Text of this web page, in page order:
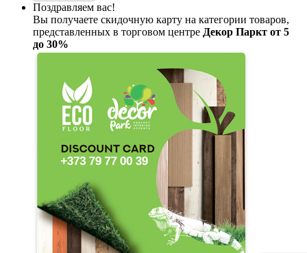
Поздравляем вас!
Вы получаете скидочную карту на категории товаров,
представленных в торговом центре Декор Паркт от 5
до 30%